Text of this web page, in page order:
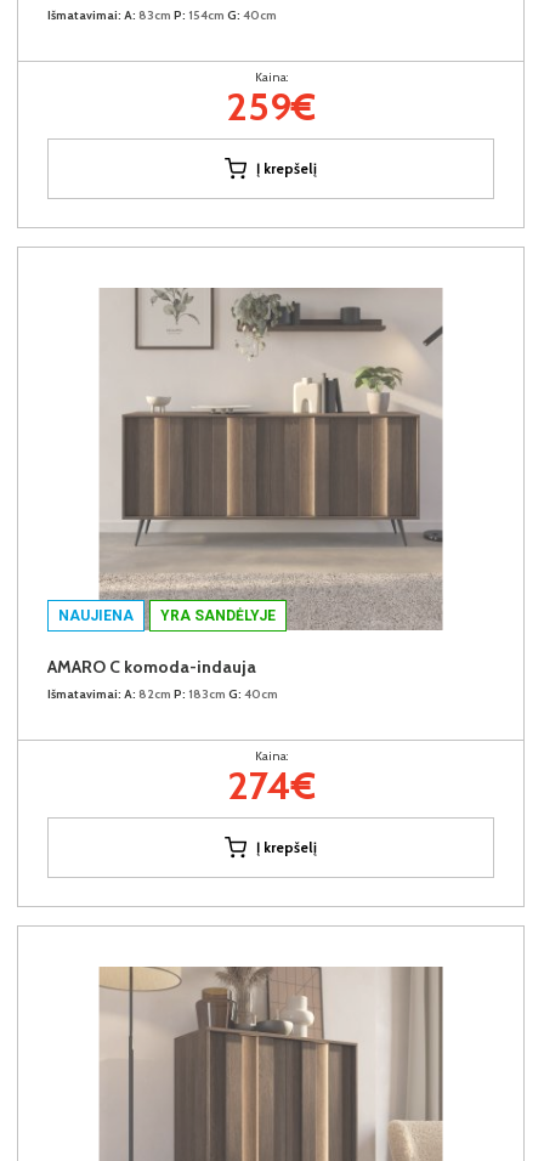
Išmatavimai: A: 83cm P: 154cm G: 40cm
Kaina:
259€
Į krepšelį
NAUJIENA YRA SANDĖLYJE
AMARO C komoda-indauja
Išmatavimai: A: 82cm P: 183cm G: 40cm
Kaina:
274€
Į krepšelį